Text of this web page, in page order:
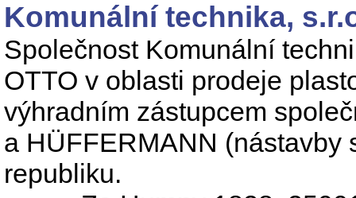
Komunální technika,
Společnost Komunální
OTTO v oblasti prodeje
výhradním zástupcem
a HÜFFERMANN (nástavby
republiku.